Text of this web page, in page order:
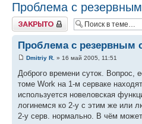
Проблема с
Закрыто
Проблема с резервным
Dmitriy R. » 16 май 2005, 11:51
Доброго времени суток. Вопрос,
томе Work на 1-м серваке
используется новеловская
логинемся ко 2-у с этим же или
2-у серв. нормально. В чём